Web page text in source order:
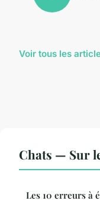
Voir tous les
Chats — Sur
Les 10 erreurs à